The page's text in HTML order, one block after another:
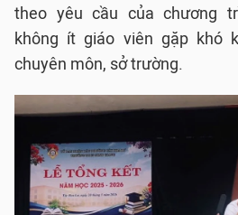
theo yêu cầu của chương
không ít giáo viên gặp khó
chuyên môn, sở trường.